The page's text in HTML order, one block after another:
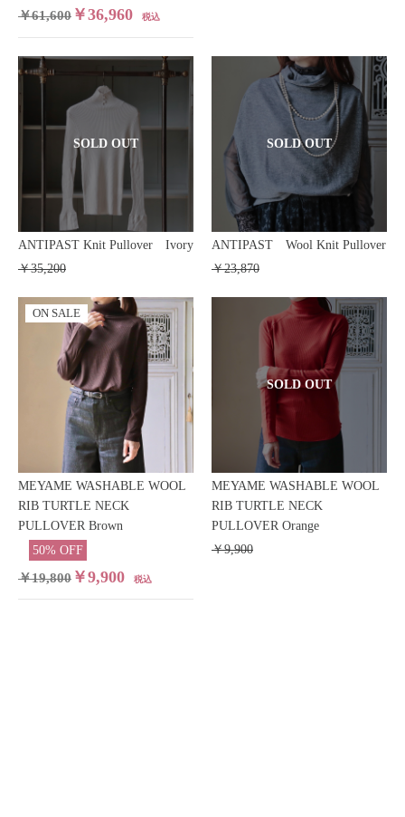
￥61,600 ￥36,960 税込
SOLD OUT
ANTIPAST Knit Pullover Ivory
￥35,200
SOLD OUT
ANTIPAST Wool Knit Pullover
￥23,870
ON SALE
MEYAME WASHABLE WOOL
RIB TURTLE NECK
PULLOVER Brown
50% OFF
￥19,800 ￥9,900 税込
SOLD OUT
MEYAME WASHABLE WOOL
RIB TURTLE NECK
PULLOVER Orange
￥9,900